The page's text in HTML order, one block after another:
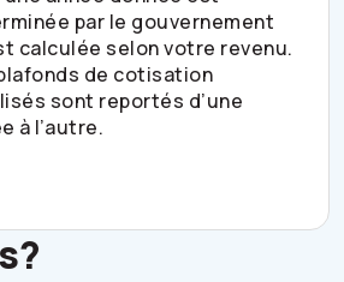
par le gouvernement
calculée selon votre revenu.
de cotisation
sont reportés d’une
à l’autre.
?